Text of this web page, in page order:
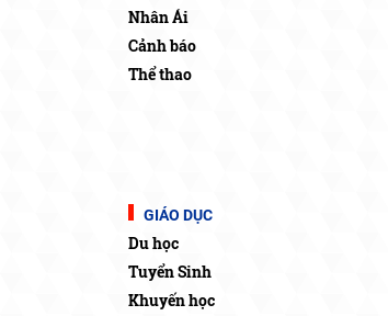
Nhân Ái
Cảnh báo
Thể thao
GIÁO DỤC
Du học
Tuyển Sinh
Khuyến học